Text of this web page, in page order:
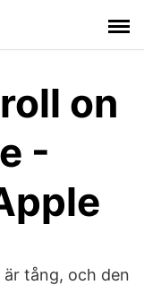
on
-
tång, och den